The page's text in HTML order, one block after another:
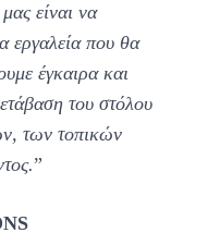
είναι να
εργαλεία που θα
έγκαιρα και
του στόλου
των τοπικών
”